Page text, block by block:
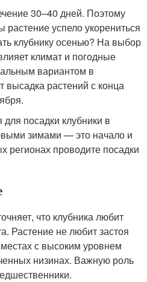
30–40 дней. Поэтому
растение успело укорениться
клубнику осенью? На выбор
климат и погодные
вариантом в
высадка растений с конца
посадки клубники в
зимами — это начало и
регионах проводите посадки
что клубника любит
Растение не любит застоя
с высоким уровнем
низинах. Важную роль